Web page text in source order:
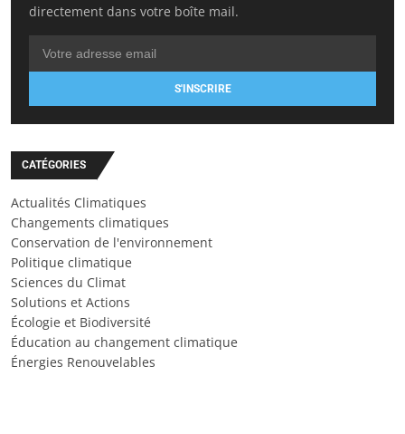
directement dans votre boîte mail.
S'INSCRIRE
CATÉGORIES
Actualités Climatiques
Changements climatiques
Conservation de l'environnement
Politique climatique
Sciences du Climat
Solutions et Actions
Écologie et Biodiversité
Éducation au changement climatique
Énergies Renouvelables